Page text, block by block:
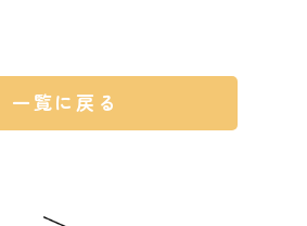
一覧に戻る